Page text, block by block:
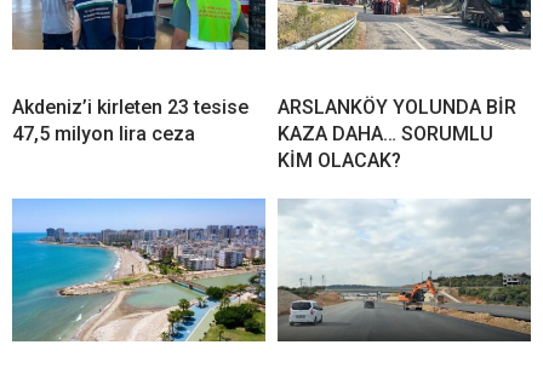
Akdeniz’i kirleten 23 tesise
47,5 milyon lira ceza
ARSLANKÖY YOLUNDA BİR
KAZA DAHA… SORUMLU
KİM OLACAK?